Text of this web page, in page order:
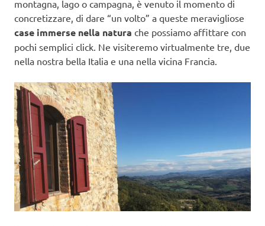
montagna, lago o campagna, è venuto il momento di
concretizzare, di dare “un volto” a queste meravigliose
case immerse nella natura che possiamo affittare con
pochi semplici click. Ne visiteremo virtualmente tre, due
nella nostra bella Italia e una nella vicina Francia.